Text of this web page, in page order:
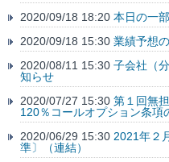
2020/09/18 18:20 本日の一
2020/09/18 15:30 業績予想
2020/08/11 15:30 子会社（
知らせ
2020/07/27 15:30 第１回無
120％コールオプション条項
2020/06/29 15:30 2021年２
準〕（連結）